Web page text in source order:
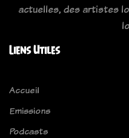
actuelles, des artistes
Liens Utiles
Accueil
Emissions
Podcasts